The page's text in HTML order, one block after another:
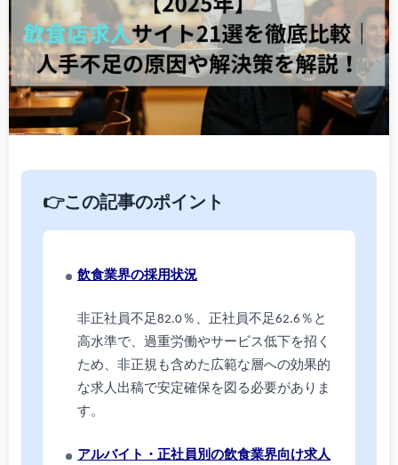
👉この記事のポイント
飲食業界の採用状況
非正社員不足82.0％、正社員不足62.6％と
高水準で、過重労働やサービス低下を招く
ため、非正規も含めた広範な層への効果的
な求人出稿で安定確保を図る必要がありま
す。
アルバイト・正社員別の飲食業界向け求人